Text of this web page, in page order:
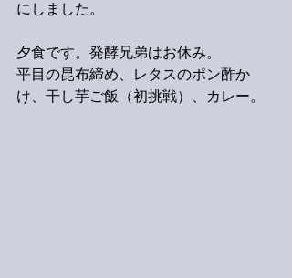
にしました。
夕食です。発酵兄弟はお休み。
平目の昆布締め、レタスのポン酢か
け、干し芋ご飯（初挑戦）、カレー。